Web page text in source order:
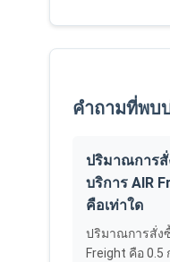
คำถามที่พบ
ปริมาณการ
บริการ AIR
คือเท่าใด
ปริมาณการสั่ง
Freight คือ 0.5